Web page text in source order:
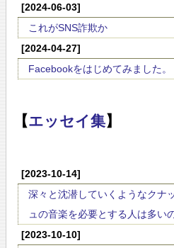
[2024-06-03]
これがSNS詐欺か
[2024-04-27]
Facebookをはじめてみました。
【エッセイ集】
[2023-10-14]
深々と沈潜していくようなクナ
ュの音楽を必要とする人は多い
[2023-10-10]